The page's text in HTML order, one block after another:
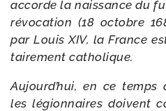
accorde la nais­sance du
révo­ca­tion (18 octobre
par Louis XIV, la France
tai­re­ment catholique.
Aujourd’hui, en ce temps
les légion­naires doivent